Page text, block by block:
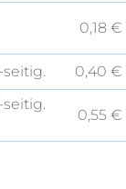
0,18 €
seitig. 0,40 €
seitig.
0,55 €